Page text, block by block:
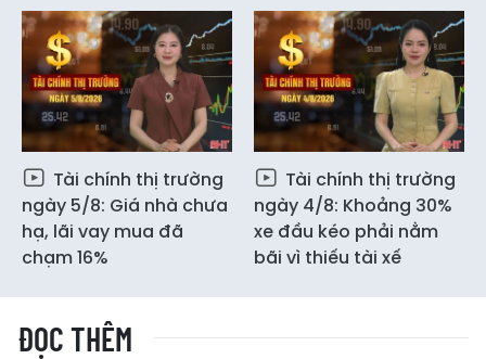
Tài chính thị trường
ngày 5/8: Giá nhà chưa
hạ, lãi vay mua đã
chạm 16%
Tài chính thị trường
ngày 4/8: Khoảng 30%
xe đầu kéo phải nằm
bãi vì thiếu tài xế
ĐỌC THÊM